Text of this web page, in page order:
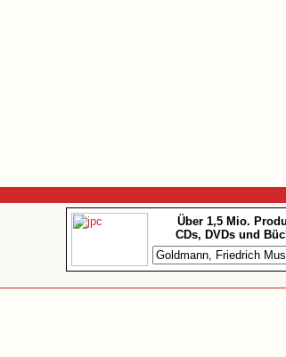
Über 1,5 Mio.
CDs, DVDs und